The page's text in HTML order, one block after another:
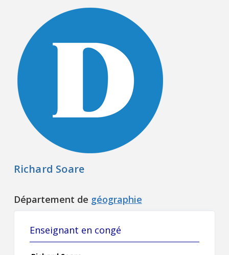
Richard Soare
Département de géographie
Enseignant en congé
Carrières
Liens rapides
Contact
Informations
Liens
Menu principal